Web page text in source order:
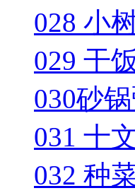
028 小
029 干
030砂
031 十
032 种